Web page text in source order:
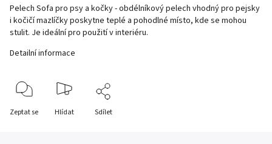
Pelech Sofa pro psy a kočky - obdélníkový pelech vhodný pro pejsky
i kočičí mazlíčky poskytne teplé a pohodlné místo, kde se mohou
stulit. Je ideální pro použití v interiéru.
Detailní informace
Zeptat se Hlídat Sdílet